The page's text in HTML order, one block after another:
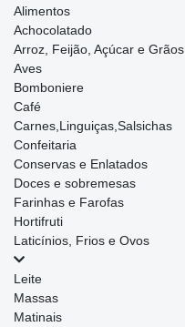
Alimentos
Achocolatado
Arroz, Feijão, Açúcar e Grãos
Aves
Bomboniere
Café
Carnes,Linguiças,Salsichas
Confeitaria
Conservas e Enlatados
Doces e sobremesas
Farinhas e Farofas
Hortifruti
Laticínios, Frios e Ovos
Leite
Massas
Matinais